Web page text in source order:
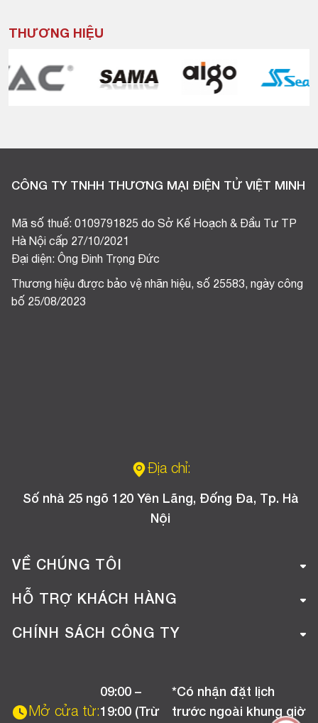
THƯƠNG HIỆU
CÔNG TY TNHH THƯƠNG MẠI ĐIỆN TỬ VIỆT MINH
Mã số thuế: 0109791825 do Sở Kế Hoạch & Đầu Tư TP
Hà Nội cấp 27/10/2021
Đại diện: Ông Đinh Trọng Đức
Thương hiệu được bảo vệ nhãn hiệu, số 25583, ngày công
bố 25/08/2023
Địa chỉ:
Số nhà 25 ngõ 120 Yên Lãng, Đống Đa, Tp. Hà
Nội
VỀ CHÚNG TÔI
Giới thiệu công ty
Tuyển dụng
HỖ TRỢ KHÁCH HÀNG
Hướng dẫn mua hàng online
Chương trình khuyến mãi
CHÍNH SÁCH CÔNG TY
Chính sách bảo hành
Mở cửa từ:
09:00 –
19:00 (Trừ
*Có nhận đặt lịch
trước ngoài khung giờ